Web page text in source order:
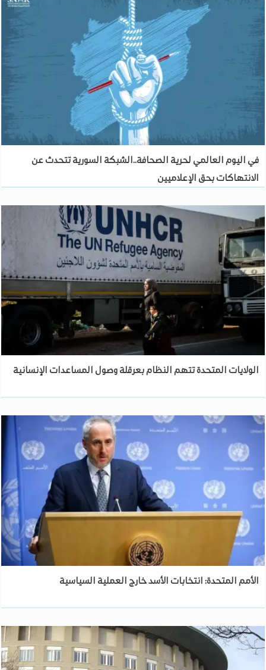
في اليوم العالمي لحرية الصحافة..الشبكة السورية تتحدث عن
الانتهاكات بحق الإعلاميين
الولايات المتحدة تتهم النظام بعرقلة وصول المساعدات الإنسانية
الأمم المتحدة: انتخابات الأسد خارج العملية السياسية